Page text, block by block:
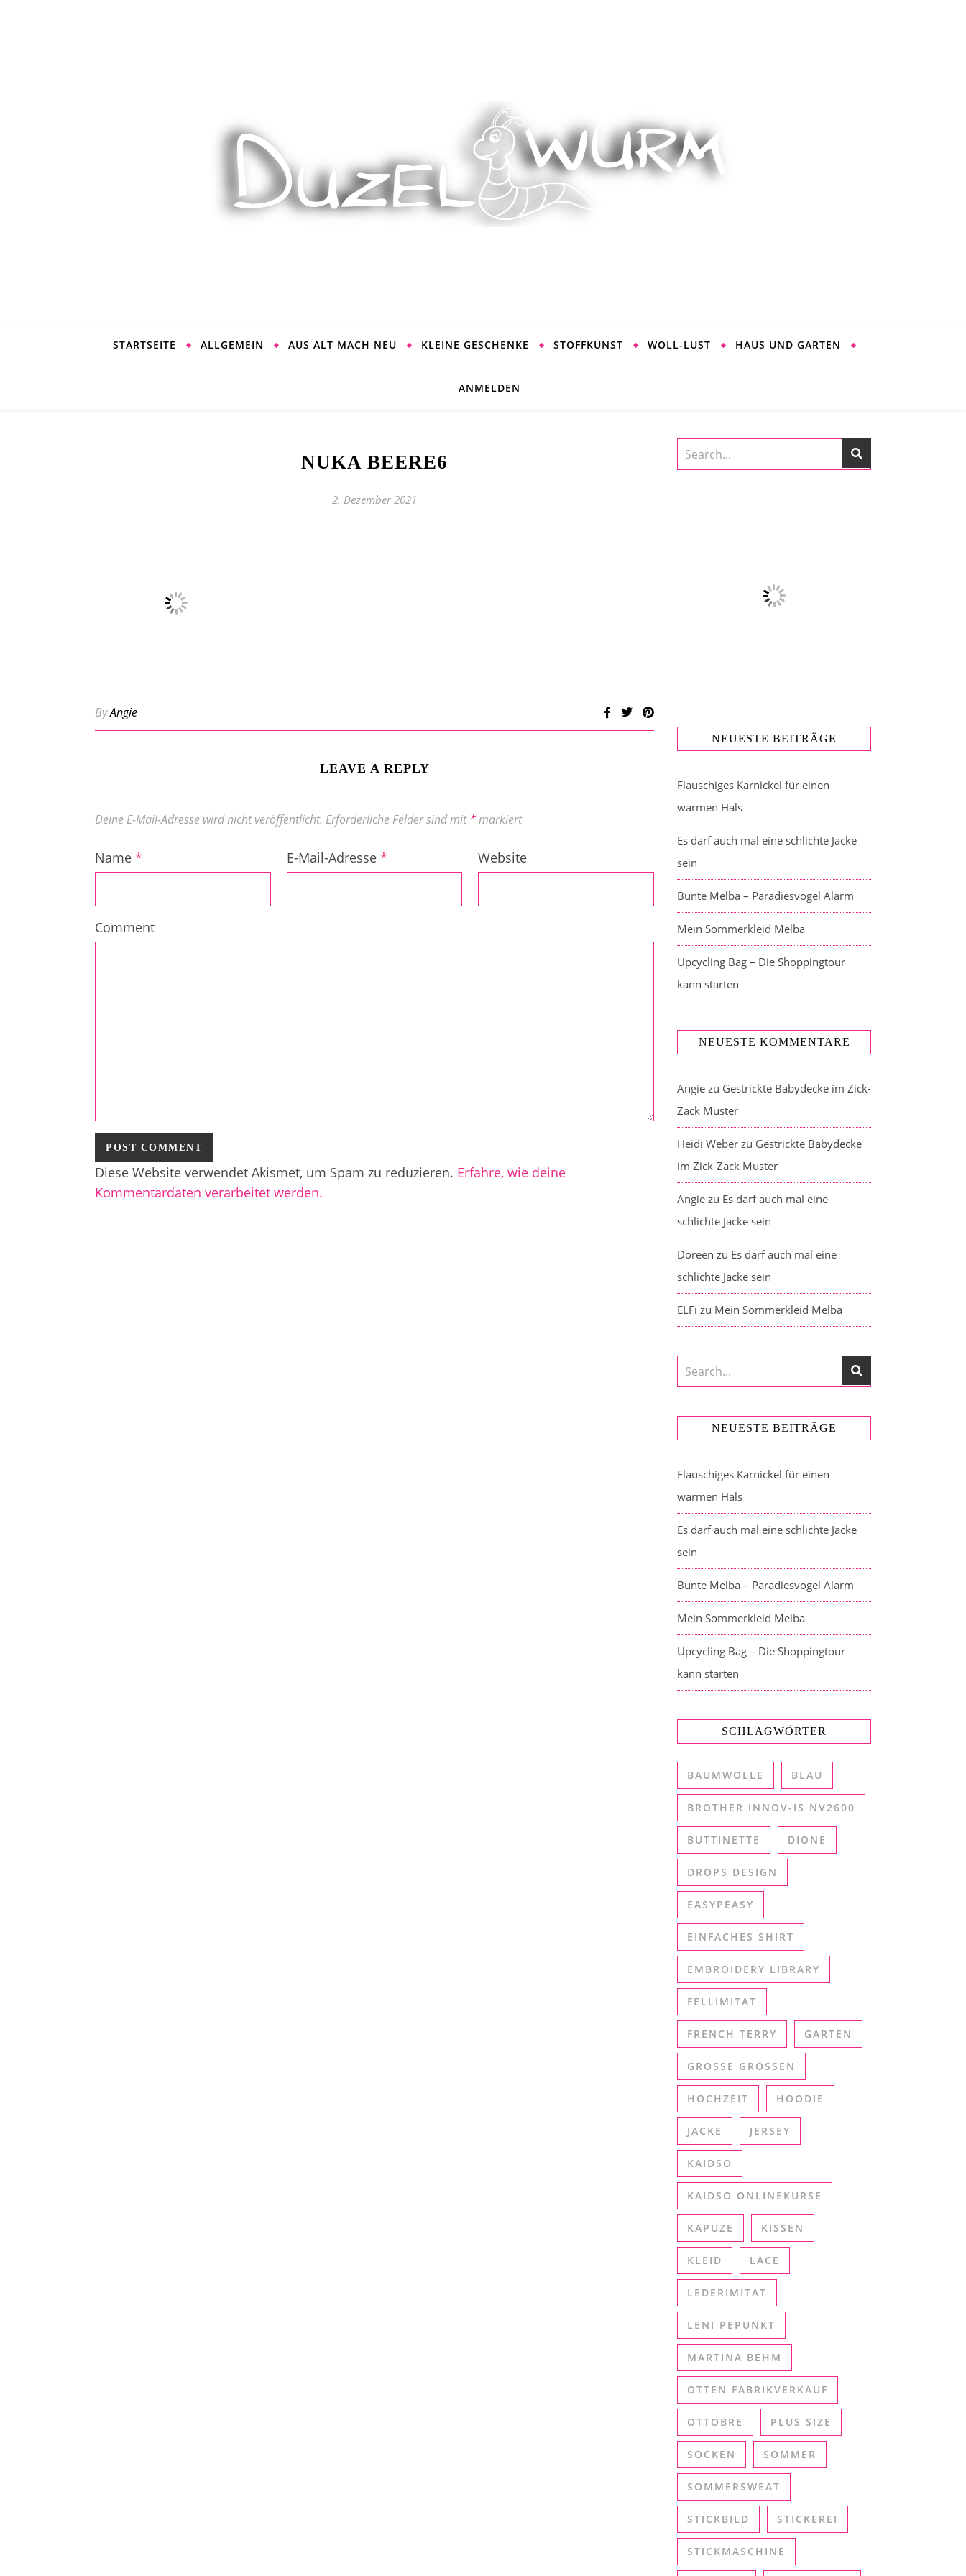
STARTSEITE ALLGEMEIN AUS ALT MACH NEU KLEINE GESCHENKE STOFFKUNST WOLL-LUST HAUS UND GARTEN
ANMELDEN
NUKA BEERE6
2. Dezember 2021
ByAngie
LEAVE A REPLY
Deine E-Mail-Adresse wird nicht veröffentlicht. Erforderliche Felder sind mit*markiert
Name * E-Mail-Adresse * Website
Comment
Diese Website verwendet Akismet, um Spam zu reduzieren. Erfahre, wie deine
Kommentardaten verarbeitet werden.
NEUESTE BEITRÄGE
Flauschiges Karnickel für einen
warmen Hals
Es darf auch mal eine schlichte Jacke
sein
Bunte Melba – Paradiesvogel Alarm
Mein Sommerkleid Melba
Upcycling Bag – Die Shoppingtour
kann starten
NEUESTE KOMMENTARE
Angie zu Gestrickte Babydecke im Zick-
Zack Muster
Heidi Weber zu Gestrickte Babydecke
im Zick-Zack Muster
Angie zu Es darf auch mal eine
schlichte Jacke sein
Doreen zu Es darf auch mal eine
schlichte Jacke sein
ELFi zu Mein Sommerkleid Melba
NEUESTE BEITRÄGE
Flauschiges Karnickel für einen
warmen Hals
Es darf auch mal eine schlichte Jacke
sein
Bunte Melba – Paradiesvogel Alarm
Mein Sommerkleid Melba
Upcycling Bag – Die Shoppingtour
kann starten
SCHLAGWÖRTER
BAUMWOLLE BLAU
BROTHER INNOV-IS NV2600
BUTTINETTE DIONE
DROPS DESIGN
EASYPEASY
EINFACHES SHIRT
EMBROIDERY LIBRARY
FELLIMITAT
FRENCH TERRY GARTEN
GROSSE GRÖSSEN
HOCHZEIT HOODIE
JACKE JERSEY
KAIDSO
KAIDSO ONLINEKURSE
KAPUZE KISSEN
KLEID LACE
LEDERIMITAT
LENI PEPUNKT
MARTINA BEHM
OTTEN FABRIKVERKAUF
OTTOBRE PLUS SIZE
SOCKEN SOMMER
SOMMERSWEAT
STICKBILD STICKEREI
STICKMASCHINE